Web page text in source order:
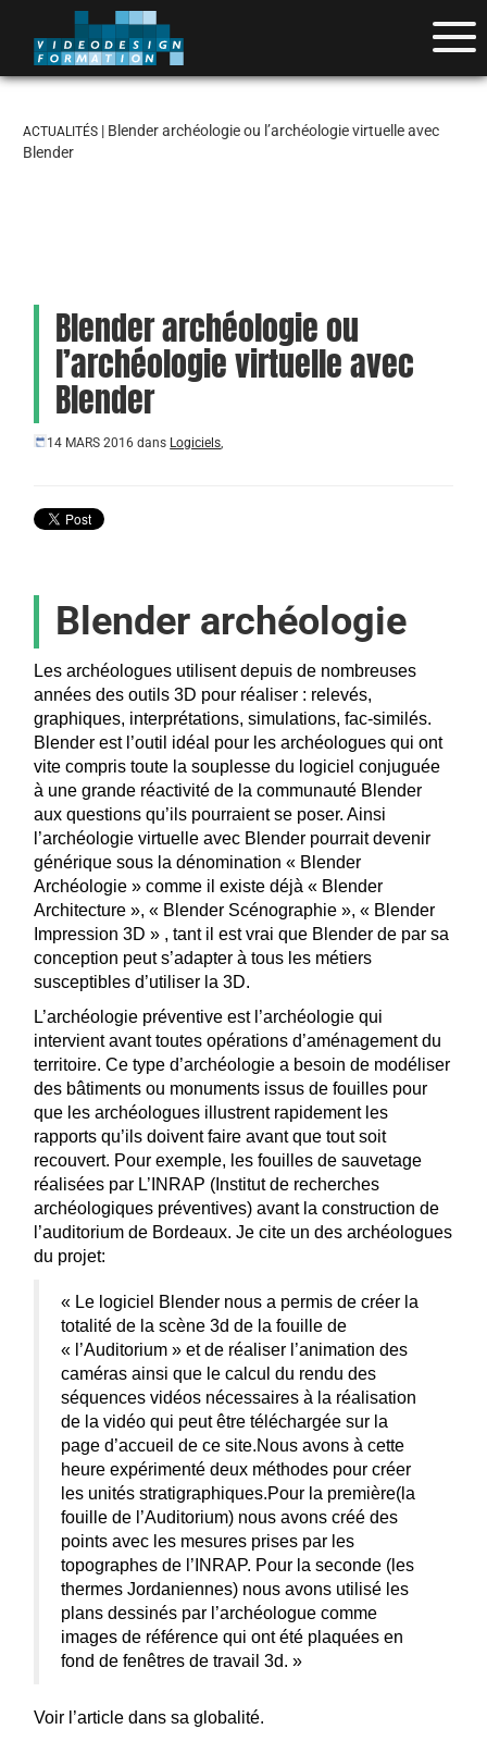
ACTUALITÉS | Blender archéologie ou l’archéologie virtuelle avec
Blender
Blender archéologie ou
l’archéologie virtuelle avec
Blender
14 MARS 2016 dans Logiciels,
Blender archéologie
Les archéologues utilisent depuis de nombreuses
années des outils 3D pour réaliser : relevés,
graphiques, interprétations, simulations, fac-similés.
Blender est l’outil idéal pour les archéologues qui ont
vite compris toute la souplesse du logiciel conjuguée
à une grande réactivité de la communauté Blender
aux questions qu’ils pourraient se poser. Ainsi
l’archéologie virtuelle avec Blender pourrait devenir
générique sous la dénomination « Blender
Archéologie » comme il existe déjà « Blender
Architecture », « Blender Scénographie », « Blender
Impression 3D » , tant il est vrai que Blender de par sa
conception peut s’adapter à tous les métiers
susceptibles d’utiliser la 3D.
L’archéologie préventive est l’archéologie qui
intervient avant toutes opérations d’aménagement du
territoire. Ce type d’archéologie a besoin de modéliser
des bâtiments ou monuments issus de fouilles pour
que les archéologues illustrent rapidement les
rapports qu’ils doivent faire avant que tout soit
recouvert. Pour exemple, les fouilles de sauvetage
réalisées par L’INRAP (Institut de recherches
archéologiques préventives) avant la construction de
l’auditorium de Bordeaux. Je cite un des archéologues
du projet:
« Le logiciel Blender nous a permis de créer la
totalité de la scène 3d de la fouille de
« l’Auditorium » et de réaliser l’animation des
caméras ainsi que le calcul du rendu des
séquences vidéos nécessaires à la réalisation
de la vidéo qui peut être téléchargée sur la
page d’accueil de ce site.Nous avons à cette
heure expérimenté deux méthodes pour créer
les unités stratigraphiques.Pour la première(la
fouille de l’Auditorium) nous avons créé des
points avec les mesures prises par les
topographes de l’INRAP. Pour la seconde (les
thermes Jordaniennes) nous avons utilisé les
plans dessinés par l’archéologue comme
images de référence qui ont été plaquées en
fond de fenêtres de travail 3d. »
Voir l’article dans sa globalité.